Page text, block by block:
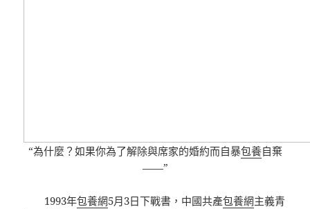
“為什麼？如果你為了解除與席家的婚約而自暴包養自棄
——”
1993年包養網5月3日下戰書，中國共產包養網主義青